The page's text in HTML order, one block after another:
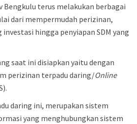
Bengkulu terus melakukan berbagai
dari mempermudah perizinan,
hingga penyiapan SDM yang
saat ini disiapkan yaitu dengan
perizinan terpadu daring/Online
daring ini, merupakan sistem
yang menghubungkan sistem